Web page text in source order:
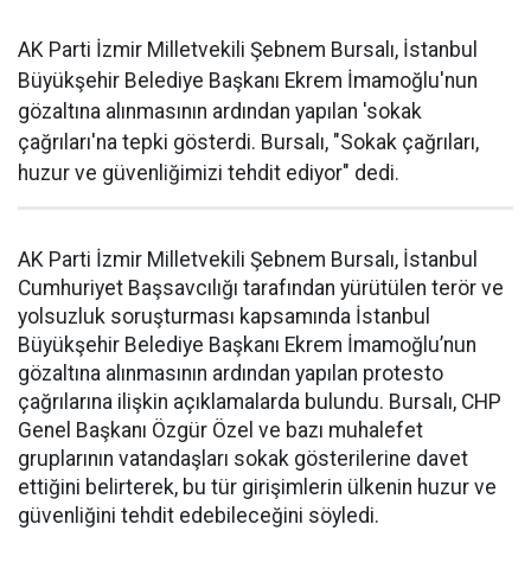
AK Parti İzmir Milletvekili Şebnem Bursalı, İstanbul
Büyükşehir Belediye Başkanı Ekrem İmamoğlu'nun
gözaltına alınmasının ardından yapılan 'sokak
çağrıları'na tepki gösterdi. Bursalı, "Sokak çağrıları,
huzur ve güvenliğimizi tehdit ediyor" dedi.
AK Parti İzmir Milletvekili Şebnem Bursalı, İstanbul
Cumhuriyet Başsavcılığı tarafından yürütülen terör ve
yolsuzluk soruşturması kapsamında İstanbul
Büyükşehir Belediye Başkanı Ekrem İmamoğlu’nun
gözaltına alınmasının ardından yapılan protesto
çağrılarına ilişkin açıklamalarda bulundu. Bursalı, CHP
Genel Başkanı Özgür Özel ve bazı muhalefet
gruplarının vatandaşları sokak gösterilerine davet
ettiğini belirterek, bu tür girişimlerin ülkenin huzur ve
güvenliğini tehdit edebileceğini söyledi.